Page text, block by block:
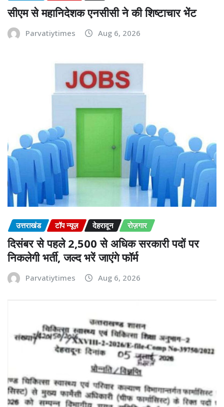
सीएम से महानिदेशक एनसीसी ने की शिष्टाचार भेंट
Parvatiytimes Aug 6, 2026
उत्तराखंड टॉप न्यूज़ देहरादून रोज़गार
दिसंबर से पहले 2,500 से अधिक सरकारी पदों पर
निकलेगी भर्ती, जल्द भरें जाएंगे फॉर्म
Parvatiytimes Aug 6, 2026